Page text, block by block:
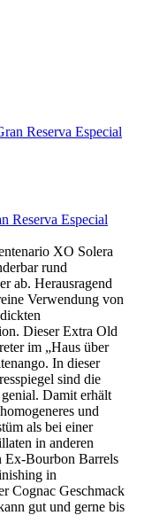
Reserva Especial
XO Solera
rund
ab. Herausragend
Verwendung von
Dieser Extra Old
im „Haus über
In dieser
sind die
Damit erhält
und
als bei einer
in anderen
Ex-Bourbon Barrels
in
Cognac Geschmack
gut und gerne bis